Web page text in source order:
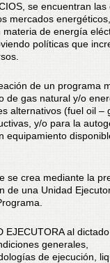
se encuentran las
mercados energéticos,
de energía
políticas que
de un programa
de gas natural y/o
alternativos (fuel oil –
y/o para la
equipamiento
se crea mediante la
de una Unidad
EJECUTORA al
generales,
de ejecución,